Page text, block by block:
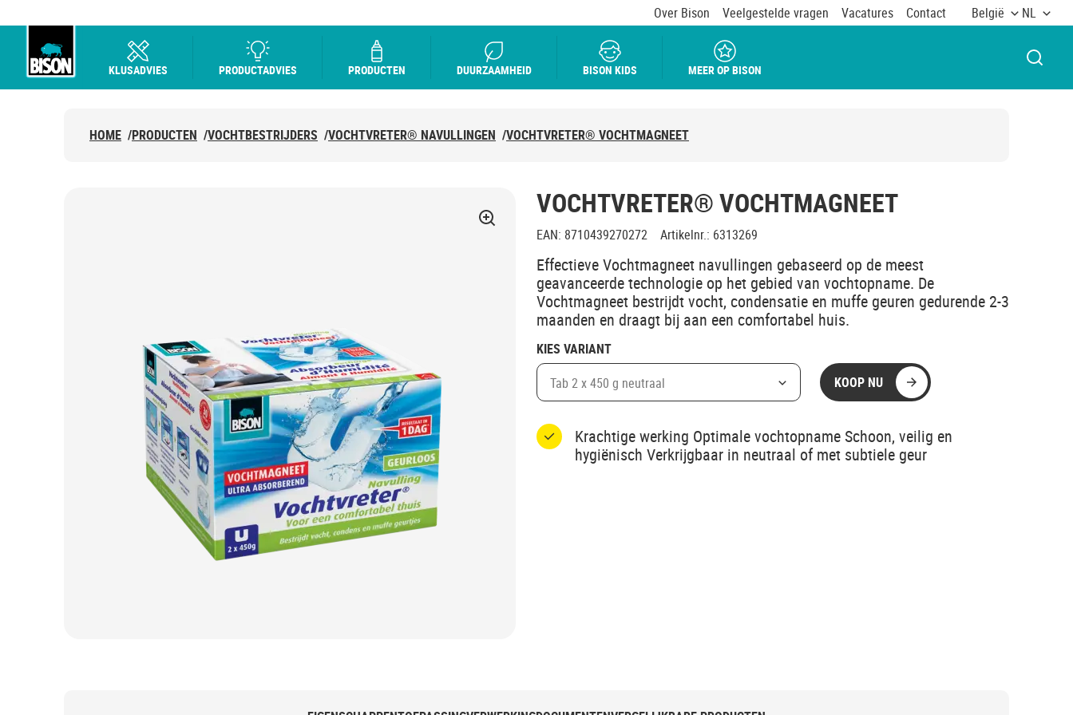
Over Bison Veelgestelde vragen Vacatures Contact België NL
KLUSADVIES PRODUCTADVIES PRODUCTEN DUURZAAMHEID BISON KIDS MEER OP BISON
HOME /PRODUCTEN /VOCHTBESTRIJDERS /VOCHTVRETER® NAVULLINGEN /VOCHTVRETER® VOCHTMAGNEET
VOCHTVRETER® VOCHTMAGNEET
EAN: 8710439270272 Artikelnr.: 6313269
Effectieve Vochtmagneet navullingen gebaseerd op de meest
geavanceerde technologie op het gebied van vochtopname. De
Vochtmagneet bestrijdt vocht, condensatie en muffe geuren gedurende 2-3
maanden en draagt bij aan een comfortabel huis.
KIES VARIANT
Tab 2 x 450 g neutraal
KOOP NU
Krachtige werking Optimale vochtopname Schoon, veilig en
hygiënisch Verkrijgbaar in neutraal of met subtiele geur